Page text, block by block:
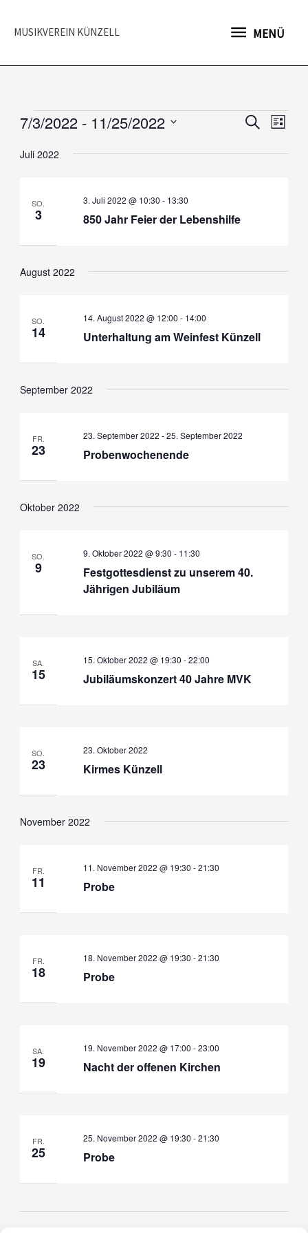
InhaltMUSIKVEREIN KÜNZELL MENÜ
MENÜ
Veranstaltungen
und
SucheListe
7/3/2022 - 11/25/2022
wählen.
Juli 2022
SO.
3 850 Jahr Feier der Lebenshilfe
3. Juli 2022 @ 10:30 - 13:30
August 2022
SO.
14 Unterhaltung am Weinfest Künzell
14. August 2022 @ 12:00 - 14:00
September 2022
FR.
23 Probenwochenende
23. September 2022 -25. September 2022
Oktober 2022
SO.
9
Festgottesdienst zu unserem 40.
Jährigen Jubiläum
9. Oktober 2022 @ 9:30 - 11:30
SA.
15 Jubiläumskonzert 40 Jahre MVK
15. Oktober 2022 @ 19:30 -22:00
SO.
23 Kirmes Künzell
23. Oktober 2022
November 2022
FR.
11 Probe
11. November 2022 @ 19:30 -21:30
FR.
18 Probe
18. November 2022 @ 19:30 -21:30
SA.
19 Nacht der offenen Kirchen
19. November 2022 @ 17:00 -23:00
FR.
25 Probe
25. November 2022 @ 19:30 -21:30